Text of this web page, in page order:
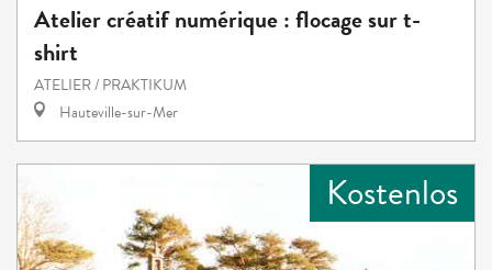
Atelier créatif numérique : flocage sur t-
shirt
ATELIER / PRAKTIKUM
Hauteville-sur-Mer
Kostenlos